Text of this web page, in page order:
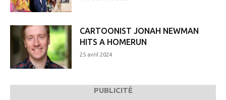
CARTOONIST JONAH NEWMAN
HITS A HOMERUN
25 avril 2024
PUBLICITÉ